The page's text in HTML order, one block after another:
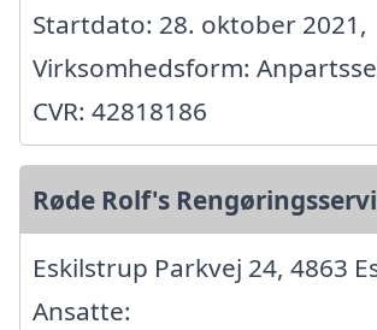
Startdato: 28. oktober 2021,
Virksomhedsform:
CVR: 42818186
Røde Rolf's
Eskilstrup Parkvej 24, 4863
Ansatte: